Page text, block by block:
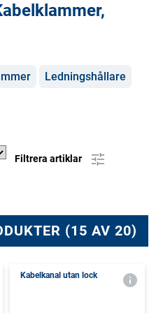
Ledningshållare
Filtrera artiklar
(15 AV 20)
Kabelkanal utan lock